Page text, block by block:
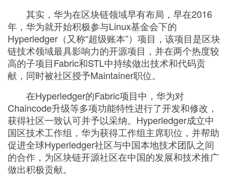
博
客
的
论
坛
我
的
圈
子
我
的
直
播
我
的
活
动
我
的
关
注
我
的
开
我
的
我
其实，华为在区块链领域早有布局，早在2016
年，华为就开始积极参与Linux基金会下的
Hyperledger（又称“超级账本”）项目，该项目是区块
链技术领域最具影响力的开源项目，并在两个热度较
高的子项目Fabric和STL中持续做出技术和代码贡
献，同时被社区授予Maintainer职位。
在Hyperledger的Fabric项目中，华为对
Chaincode升级等多项功能特性进行了开发和修改，
获得社区一致认可并予以采纳。Hyperledger成立中
国区技术工作组，华为获得工作组主席职位，并帮助
促进全球Hyperledger社区与中国本地技术团队之间
的合作，为区块链开源社区在中国的发展和技术推广
做出积极贡献。